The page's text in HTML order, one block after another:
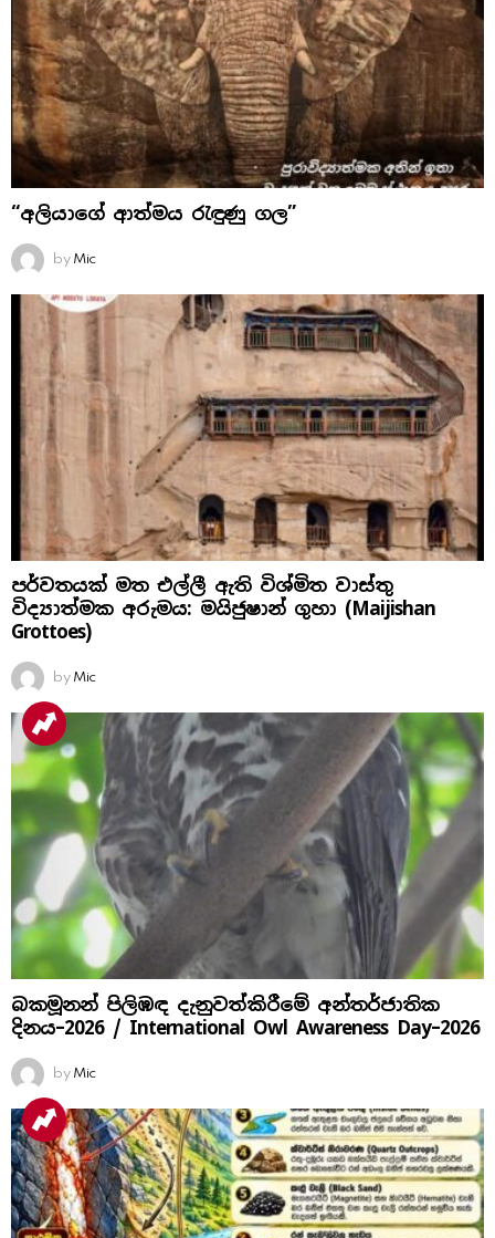
“අලියාගේ ආත්මය රැඳුණු ගල”
by Mic
පර්වතයක් මත එල්ලී ඇති විශ්මිත වාස්තු
විද්‍යාත්මක අරුමය: මයිජුෂාන් ගුහා (Maijishan
Grottoes)
by Mic
බකමූනන් පිලිඹඳ දැනුවත්කිරීමේ අන්තර්ජාතික
දිනය​–2026 / International Owl Awareness Day–2026
by Mic